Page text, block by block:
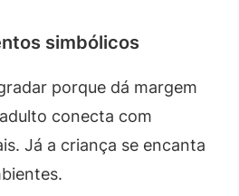
simbólicos
porque dá margem
conecta com
Já a criança se encanta